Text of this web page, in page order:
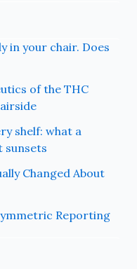
in your chair. Does
of the THC
shelf: what a
sunsets
Changed About
Reporting